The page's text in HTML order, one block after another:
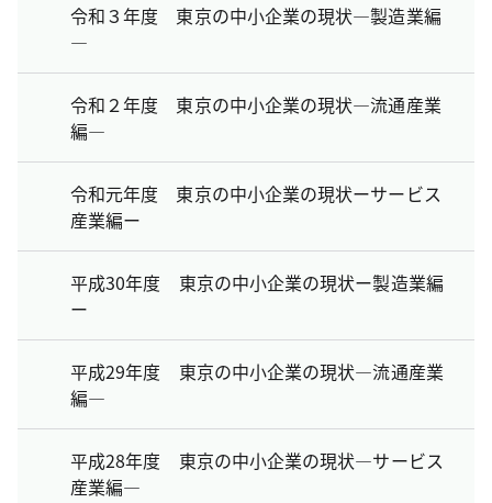
令和３年度 東京の中小企業の現状―製造業編
―
令和２年度 東京の中小企業の現状―流通産業
編―
令和元年度 東京の中小企業の現状ーサービス
産業編ー
平成30年度 東京の中小企業の現状ー製造業編
ー
平成29年度 東京の中小企業の現状―流通産業
編―
平成28年度 東京の中小企業の現状―サービス
産業編―